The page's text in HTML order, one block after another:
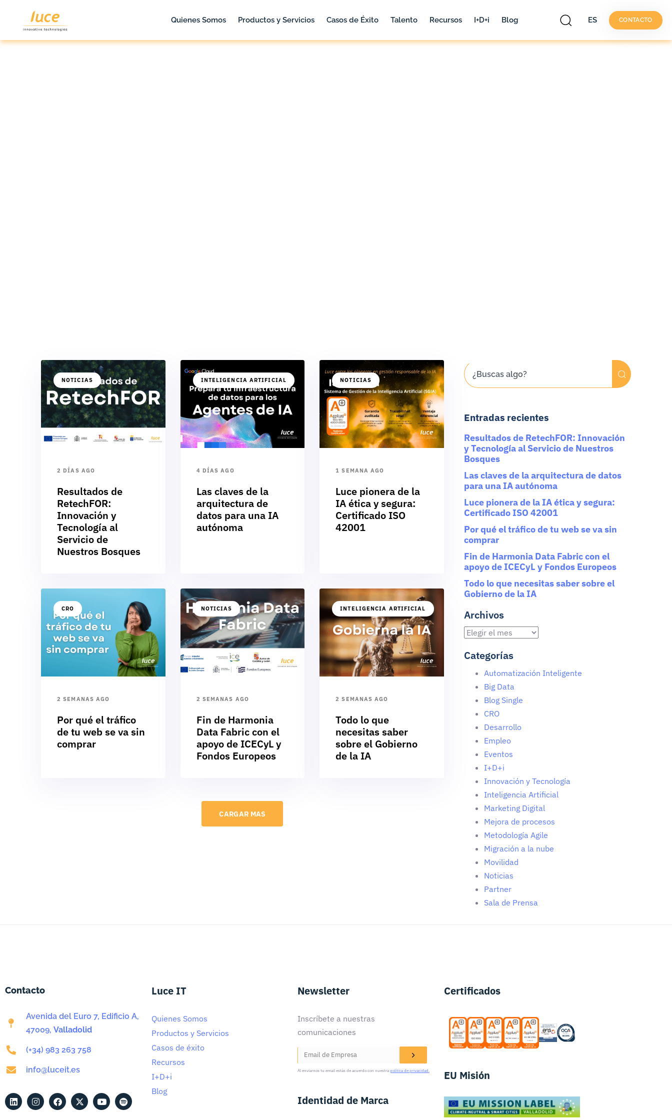
Quienes Somos Productos y Servicios Casos de Éxito Talento Recursos I+D+i Blog ES CONTACTO
NOTICIAS
2 DÍAS AGO
Resultados de
RetechFOR:
Innovación y
Tecnología al
Servicio de
Nuestros Bosques
INTELIGENCIA ARTIFICIAL
4 DÍAS AGO
Las claves de la
arquitectura de
datos para una IA
autónoma
NOTICIAS
1 SEMANA AGO
Luce pionera de la
IA ética y segura:
Certificado ISO
42001
CRO
2 SEMANAS AGO
Por qué el tráfico
de tu web se va sin
comprar
NOTICIAS
2 SEMANAS AGO
Fin de Harmonia
Data Fabric con el
apoyo de ICECyL y
Fondos Europeos
INTELIGENCIA ARTIFICIAL
2 SEMANAS AGO
Todo lo que
necesitas saber
sobre el Gobierno
de la IA
CARGAR MAS
Entradas recientes
Resultados de RetechFOR: Innovación
y Tecnología al Servicio de Nuestros
Bosques
Las claves de la arquitectura de datos
para una IA autónoma
Luce pionera de la IA ética y segura:
Certificado ISO 42001
Por qué el tráfico de tu web se va sin
comprar
Fin de Harmonia Data Fabric con el
apoyo de ICECyL y Fondos Europeos
Todo lo que necesitas saber sobre el
Gobierno de la IA
Archivos
Categorías
Automatización Inteligente
Big Data
Blog Single
CRO
Desarrollo
Empleo
Eventos
I+D+i
Innovación y Tecnología
Inteligencia Artificial
Marketing Digital
Mejora de procesos
Metodología Agile
Migración a la nube
Movilidad
Noticias
Partner
Sala de Prensa
Contacto
Avenida del Euro 7, Edificio A,
47009, Valladolid
(+34) 983 263 758
info@luceit.es
Luce IT
Quienes Somos
Productos y Servicios
Casos de éxito
Recursos
I+D+i
Blog
Newsletter
Inscríbete a nuestras
comunicaciones
Al enviarnos tu email estás de acuerdo con nuestra política de privacidad.
Identidad de Marca
Certificados
EU Misión